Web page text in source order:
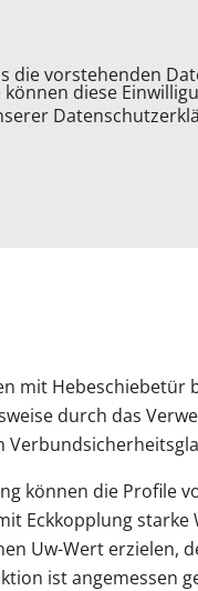
die vorstehenden
diese
mit Hebeschiebetür
durch das
können die Profile
Eckkopplung starke
Uw-Wert erzielen,
ist angemessen